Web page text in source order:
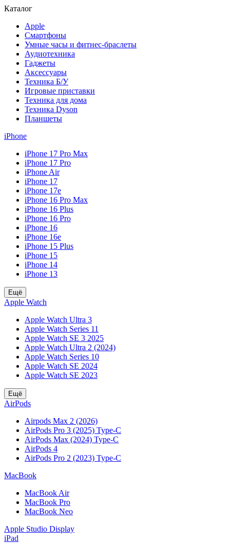
Каталог
Apple
Смартфоны
Умные часы и фитнес-браслеты
Аудиотехника
Гаджеты
Аксессуары
Техника Б/У
Игровые приставки
Техника для дома
Техника Dyson
Планшеты
iPhone
iPhone 17 Pro Max
iPhone 17 Pro
iPhone Air
iPhone 17
iPhone 17e
iPhone 16 Pro Max
iPhone 16 Plus
iPhone 16 Pro
iPhone 16
iPhone 16e
iPhone 15 Plus
iPhone 15
iPhone 14
iPhone 13
Ещё
Apple Watch
Apple Watch Ultra 3
Apple Watch Series 11
Apple Watch SE 3 2025
Apple Watch Ultra 2 (2024)
Apple Watch Series 10
Apple Watch SE 2024
Apple Watch SE 2023
Ещё
AirPods
Airpods Max 2 (2026)
AirPods Pro 3 (2025) Type-C
AirPods Max (2024) Type-C
AirPods 4
AirPods Pro 2 (2023) Type-C
MacBook
MacBook Air
MacBook Pro
MacBook Neo
Apple Studio Display
iPad